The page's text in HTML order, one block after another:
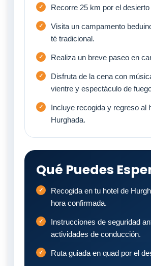
Recorre 25 km por el
Visita un campamento
té tradicional.
Realiza un breve paseo en
Disfruta de la cena con
vientre y espectáculo de
Incluye recogida y regreso al
Hurghada.
Qué Puedes
Recogida en tu hotel de
hora confirmada.
Instrucciones de seguridad
actividades de conducción.
Ruta guiada en quad por el